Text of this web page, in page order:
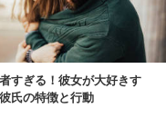
すぎる！彼女が大好きす
氏の特徴と行動